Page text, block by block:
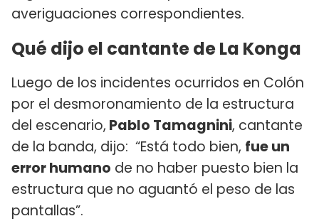
averiguaciones correspondientes.
Qué dijo el cantante de La Konga
Luego de los incidentes ocurridos en Colón
por el desmoronamiento de la estructura
del escenario, Pablo Tamagnini, cantante
de la banda, dijo: “Está todo bien, fue un
error humano de no haber puesto bien la
estructura que no aguantó el peso de las
pantallas”.